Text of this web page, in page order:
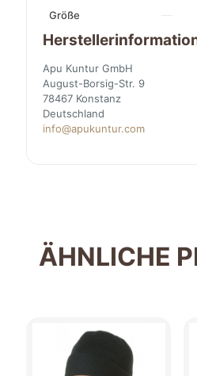
Größe
Apu Kuntur GmbH
August-Borsig-Str. 9
78467 Konstanz
Deutschland
info@apukuntur.com
ÄHNLICHE